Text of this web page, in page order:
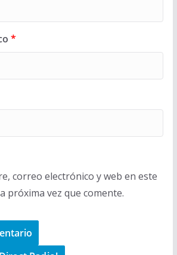
*
correo electrónico y web en este
próxima vez que comente.